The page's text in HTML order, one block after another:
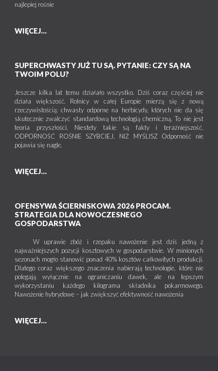
najlepiej rośnie
WIĘCEJ...
SUPERCHWASTY JUŻ TU SĄ. PYTANIE: CZY SĄ NA
TWOIM POLU?
Jeszcze kilka lat temu działało wszystko. Dziś coraz częściej nie
działa większość. Rolnicy w całej Europie mierzą się z nową
rzeczywistością: chwasty odporne na herbicydy, których nie da się
skutecznie zwalczyć standardową technologią chemiczną. To nie jest
teoria przyszłości. Niestety takie są fakty i teraźniejszość.
ODPORNOŚĆ ROŚNIE SZYBCIEJ, NIŻ MYŚLISZ Odporność nie
pojawia się nagle.
WIĘCEJ...
OFENSYWA ŚCIERNISKOWA 2026 PROCAM.
STRATEGIA DLA NOWOCZESNEGO
GOSPODARSTWA
W uprawie zbóż i rzepaku nawożenie jest dziś jedną z
najważniejszych pozycji kosztowych w gospodarstwie. W minionych
sezonach mogło stanowić ponad 40% kosztów całkowitych produkcji.
Dlatego coraz większego znaczenia nabierają technologie, które nie
polegają wyłącznie na ograniczaniu dawek, ale na lepszym
wykorzystaniu każdego kilograma składnika pokarmowego.
Nawożenie hybrydowe – jak zwiększyć efektywność nawożenia
WIĘCEJ...